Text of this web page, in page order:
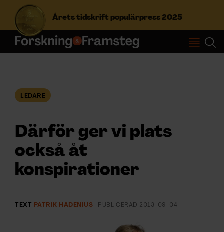
Årets tidskrift populärpress 2025
S
f
r
:
Logga in
NYHETSBREV
ÄMNEN
LEDARE
Därför ger vi plats
också åt
konspirationer
TEXT PATRIK HADENIUS PUBLICERAD 2013-09-04